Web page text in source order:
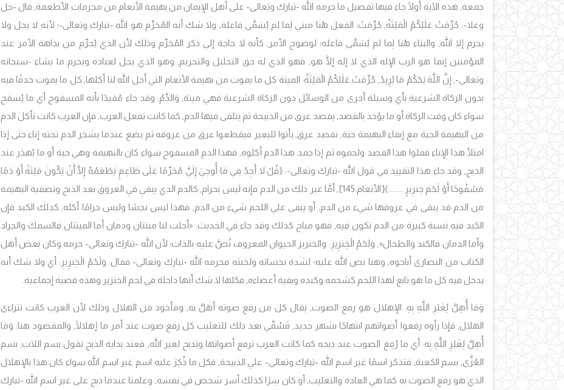
جمعة, هذه الآية أولًا جاء فيها تفصيل ما حرمه الله -تبارك وتعالى- على أهل الإيمان من بهيمة الأنعام من محرمات الأطعمة, قال -جل
وعلا-: حُرِّمَتْ عَلَيْكُمُ الْمَيْتَةُ, حُرِّمَتْ: الفعل هُنا مبني لِما لم يُسَمَّى فاعله, ولا شك أنه المُحَرِّم هو الله -تبارك وتعالى-؛ لأنه لا يحل ولا
يحرم إلا الله, والبناء هُنا لِما لم يُسَمَّى فاعله؛ لوضوح الأمر, كأنه لا حاجة إلى ذكر المُحَرِّم وذلك لأن الذي يُحرِّم من بداهة الأمر عند
المؤمنين إنما هو الرب الإله الذي لا إله إلَّا هو, فهو الذي له حق التحليل والتحريم, وهو الذي يحل لعباده ويحرم ما يشاء -سبحانه
وتعالى-, إِنَّ اللَّهَ يَحْكُمُ مَا يُرِيدُ, حُرِّمَتْ عَلَيْكُمُ الْمَيْتَةُ: الميتة كل ما يموت من بهيمة الأنعام التي أحل الله لنا أكلها, كل ما يموت حدفًا فيه
بدون الزكاة الشرعية بأي وسيلة أخرى من الوسائل دون الزكاة الشرعية فهي ميتة, وَالدَّمُ: وقد جاء مُقيدًا بأنه المسفوح أي ما يُسفح
سواء كان وقت الزكاة أو ما يؤخذ بالفصد, يفصد عرق من الذبيحة ثم يتلقى فيها الدم, كما كانت تفعل العرب, فإن العرب كانت تأكل الدم
من البهيمة الحية مع إبقاء البهيمة حية, تفصد عرق, يأتوا للبعير فيقطعوا عرق من عروقه ثم يضع عندما يشخر الدم تحته إناء حتى إذا
امتلأ هذا الإناء قفلوا هذا الفصد ولحموه ثم إذا جمد هذا الدم أكلوه, فهذا الدم المسفوح سواء كان بالبهيمة وهي حية أو ما يُهدَر عند
الذبح, وقد جاء هذا التقييد في قول الله -تبارك وتعالى-: {قُلْ لا أَجِدُ فِي مَا أُوحِيَ إِلَيَّ مُحَرَّمًا عَلَى طَاعِمٍ يَطْعَمُهُ إِلَّا أَنْ يَكُونَ مَيْتَةً أَوْ دَمًا
مَسْفُوحًا أَوْ لَحْمَ خِنزِيرٍ ........}[الأنعام:145]
أمَّا غير ذلك من الدم فإنه ليس بحرام, كالدم الذي يبقي في العروق بعد الذبح وتصفية البهيمة
من الدم قد يبقى في عروقها شيء من الدم, أو يبقى علي اللحم شيء من الدم, فهذا ليس نجسًا وليس حرامًا أكله, كذلك الكبد فإن
الكبد فيه نسبة كبيرة من الدم تكون فيه, فهو مباح كذلك وقد جاء في الحديث: «أحلت لنا ميتتان ودمان أما الميتتان فالسمك والجراد
وأما الدمان فالكبد والطحال», وَلَحْمُ الْخِنزِيرِ: والخنزير الحيوان المعروف نُصَّ عليه بالذات؛ لأن الله -تبارك وتعالى- حرمه وكان بعض أهل
الكتاب من النصارى أباحوه, وهنا نص الله عليه؛ لشدة نجساته ولخبثه فحرمه الله -تبارك وتعالى- فقال: وَلَحْمُ الْخِنزِيرِ: أي ولا شك أنه
يدخل فيه كل ما هو تابع لهذا اللحم كشحمه وكبده وبقية أعضاءه, فكلها لا شك أنها داخلة في لحم الخنزير وهذه قضية إجماعية.
وَمَا أُهِلَّ لِغَيْرِ اللَّهِ بِهِ: الإهلال هو رفع الصوت, يَقال كل من رفع صوته أهَلَّ به, ومأخوذ من الهلال وذلك لأن العرب كانت تتراءى
الهلال, فإذا رأوه رفعوا أصواتهم ابتهاجًا بشهر جديد, فَسُمِّي بعد ذلك للتغليب كل رفع صوت عند أمر ما إهلالًا, والمقصود هنا: وَمَا
أُهِلَّ لِغَيْرِ اللَّهِ بِه: أي ما رُفِعَ الصوت عند ذبحه كما كانت العرب ترفع أصواتها وتذبح لغير الله, فعند بداية الذبح تقول بسم اللات, بسم
العُزَّى, بسم الكعبة, فتذكر اسمًا غير اسم الله -تبارك وتعالى- علي الذبيحة, فكل ما ذُكِرَ عليه اسم غير اسم الله سواء كان هذا بالإهلال
الذي هو رفع الصوت به كما هي العادة والتغليب, أو كان سِرًا كذلك أسر شخص في نفسه, وعلمنا عندما ذبح على غير اسم الله -تبارك